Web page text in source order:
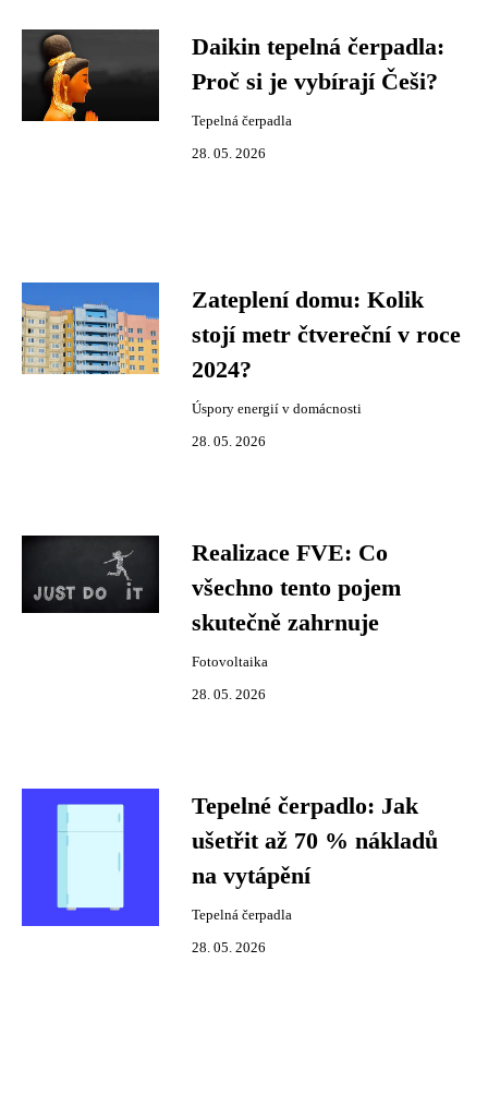
Daikin tepelná čerpadla:
Proč si je vybírají Češi?
Tepelná čerpadla
28. 05. 2026
Zateplení domu: Kolik
stojí metr čtvereční v roce
2024?
Úspory energií v domácnosti
28. 05. 2026
Realizace FVE: Co
všechno tento pojem
skutečně zahrnuje
Fotovoltaika
28. 05. 2026
Tepelné čerpadlo: Jak
ušetřit až 70 % nákladů
na vytápění
Tepelná čerpadla
28. 05. 2026